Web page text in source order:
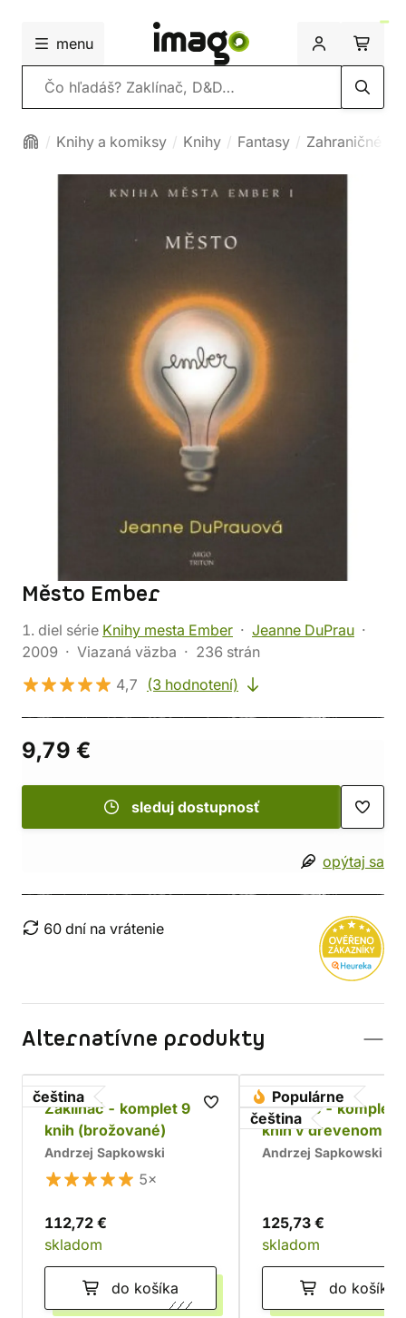
menu
Vyhľadávanie
Knihy a komiksy Knihy Fantasy Zahraničné
Město Ember
1. diel série Knihy mesta Ember
Jeanne DuPrau
2009
Viazaná väzba
236 strán
4,7
(3 hodnotení)
9,79 €
sleduj dostupnosť
opýtaj sa
60 dní na vrátenie
Alternatívne produkty
čeština
Zaklínač - komplet 9
knih (brožované)
Andrzej Sapkowski
5×
112,72 €
skladom
do košíka
Populárne
čeština
Zaklínač - komplet
kníh v drevenom
Chrám
Andrzej Sapkowski
125,73 €
skladom
do košíka